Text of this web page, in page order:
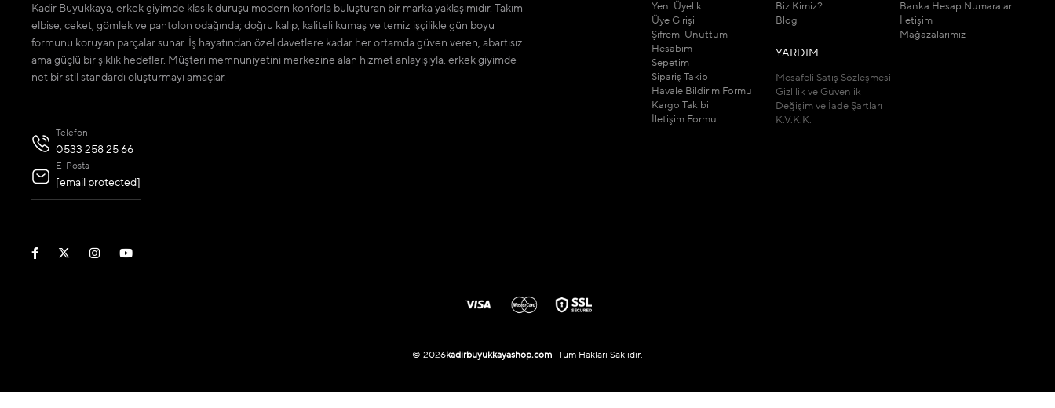
Kadir Büyükkaya, erkek giyimde klasik duruşu modern konforla buluşturan bir marka yaklaşımıdır. Takım
elbise, ceket, gömlek ve pantolon odağında; doğru kalıp, kaliteli kumaş ve temiz işçilikle gün boyu
formunu koruyan parçalar sunar. İş hayatından özel davetlere kadar her ortamda güven veren, abartısız
ama güçlü bir şıklık hedefler. Müşteri memnuniyetini merkezine alan hizmet anlayışıyla, erkek giyimde
net bir stil standardı oluşturmayı amaçlar.
Telefon
0533 258 25 66
E-Posta
[email protected]
Yeni Üyelik
Üye Girişi
Şifremi Unuttum
Hesabım
Sepetim
Sipariş Takip
Havale Bildirim Formu
Kargo Takibi
İletişim Formu
Biz Kimiz?
Blog
YARDIM
Mesafeli Satış Sözleşmesi
Gizlilik ve Güvenlik
Değişim ve İade Şartları
K.V.K.K.
Banka Hesap Numaraları
İletişim
Mağazalarımız
© 2026kadirbuyukkayashop.com- Tüm Hakları Saklıdır.